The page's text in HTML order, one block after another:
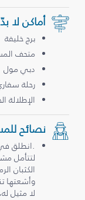
أماكن لا
برج خليفة
متحف
دبي مول
رحلة
الإطلالة
نصائح
.انطلق
لتتأمل
الكثبان
وأشعتها
لا مثيل